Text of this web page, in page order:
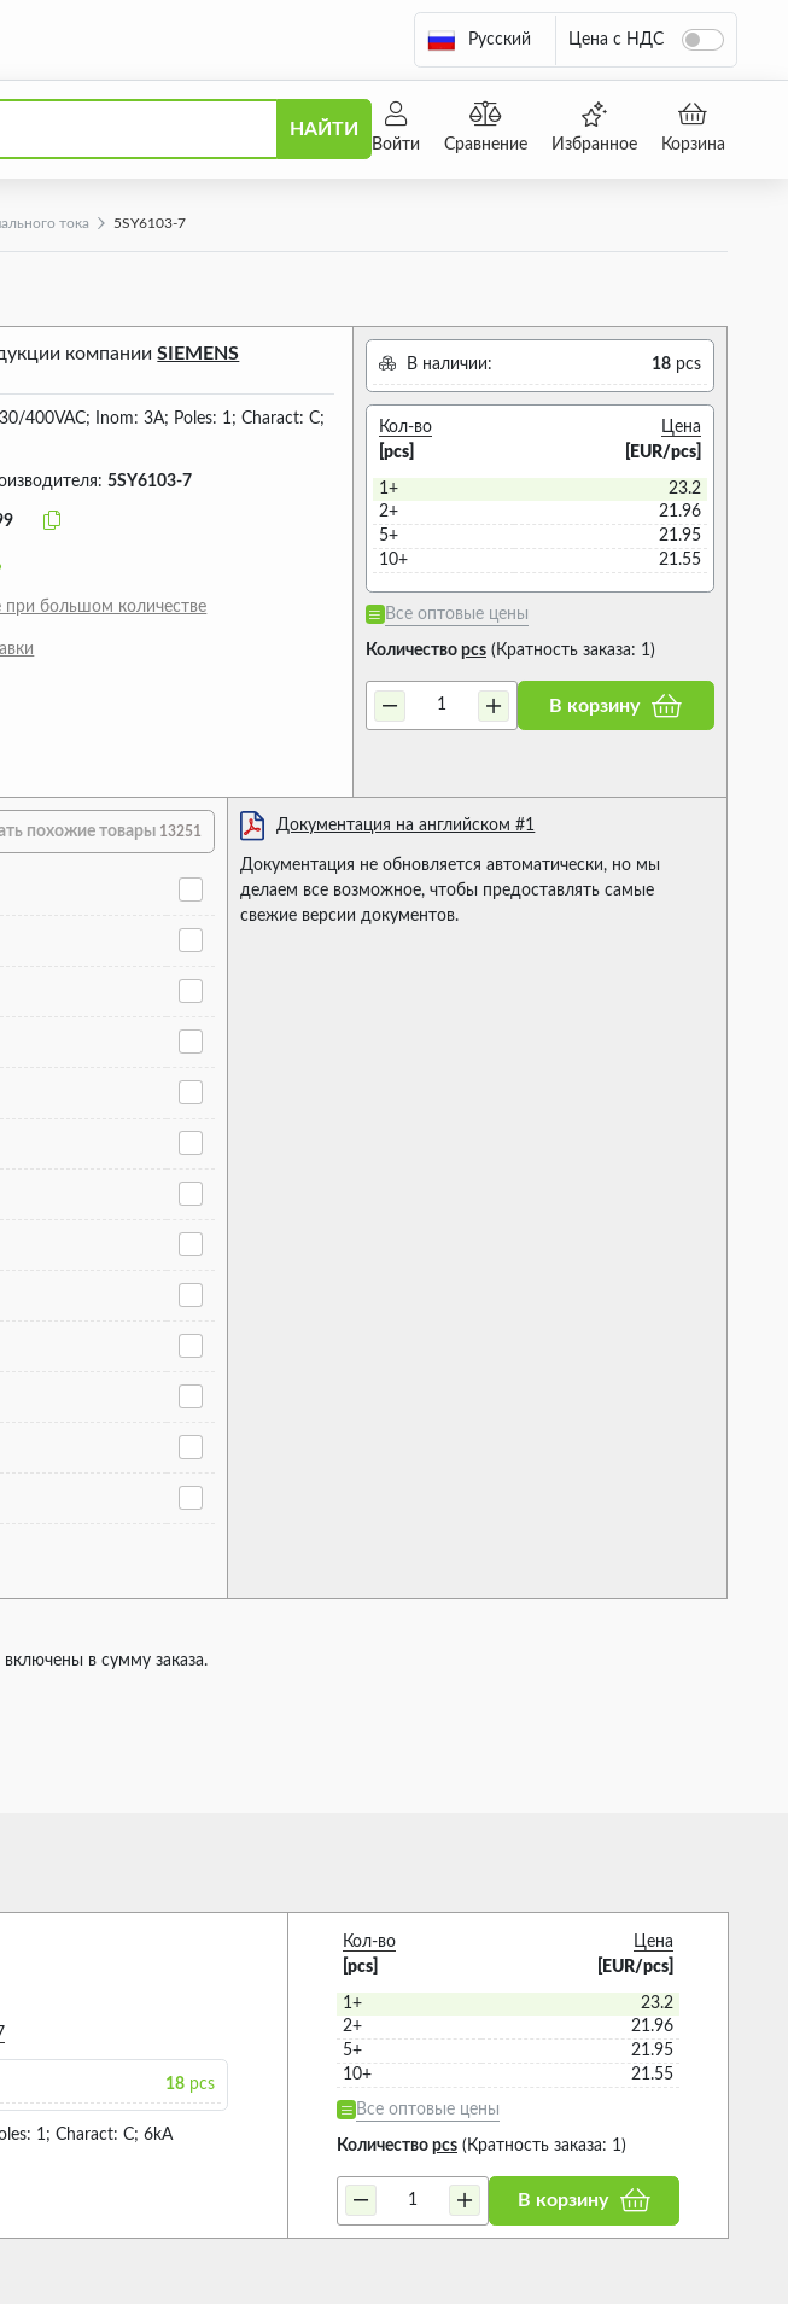
Русский Цена с НДС
НАЙТИ
Войти Сравнение Избранное Корзина
тока 5SY6103-7
компанииSIEMENS
400VAC; Inom: 3A; Poles: 1; Charact: C;
5SY6103-7
при большом количестве
В наличии: 18 pcs
Кол-во
[pcs]
Цена
[EUR/pcs]
1+
23.2
2+
21.96
5+
21.95
10+
21.55
Все оптовые цены
Количество pcs(Кратность заказа: 1)
В корзину
похожие товары 13251 Документация на английском #1
Документация не обновляется автоматически, но мы
делаем все возможное, чтобы предоставлять самые
свежие версии документов.
в сумму заказа.
18 pcs
1; Charact: C; 6kA
Кол-во
[pcs]
Цена
[EUR/pcs]
1+
23.2
2+
21.96
5+
21.95
10+
21.55
Все оптовые цены
Количество pcs (Кратность заказа: 1)
В корзину